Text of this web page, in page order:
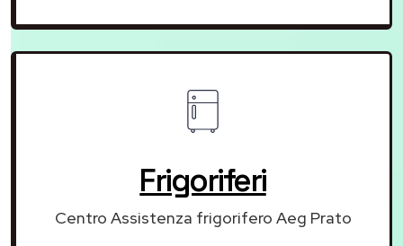
Frigoriferi
Centro Assistenza frigorifero Aeg Prato